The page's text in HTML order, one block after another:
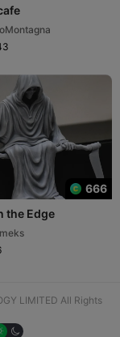
666
the Edge
LIMITED All Rights